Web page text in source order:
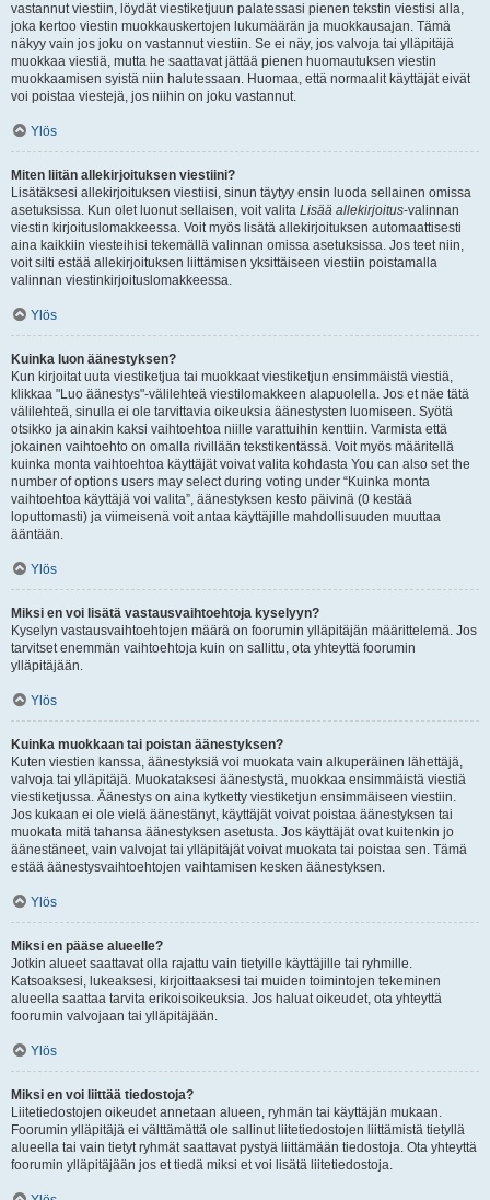
vastannut viestiin, löydät viestiketjuun palatessasi pienen tekstin viestisi alla,
joka kertoo viestin muokkauskertojen lukumäärän ja muokkausajan. Tämä
näkyy vain jos joku on vastannut viestiin. Se ei näy, jos valvoja tai ylläpitäjä
muokkaa viestiä, mutta he saattavat jättää pienen huomautuksen viestin
muokkaamisen syistä niin halutessaan. Huomaa, että normaalit käyttäjät eivät
voi poistaa viestejä, jos niihin on joku vastannut.
Ylös
Miten liitän allekirjoituksen viestiini?
Lisätäksesi allekirjoituksen viestiisi, sinun täytyy ensin luoda sellainen omissa
asetuksissa. Kun olet luonut sellaisen, voit valita Lisää allekirjoitus-valinnan
viestin kirjoituslomakkeessa. Voit myös lisätä allekirjoituksen automaattisesti
aina kaikkiin viesteihisi tekemällä valinnan omissa asetuksissa. Jos teet niin,
voit silti estää allekirjoituksen liittämisen yksittäiseen viestiin poistamalla
valinnan viestinkirjoituslomakkeessa.
Ylös
Kuinka luon äänestyksen?
Kun kirjoitat uuta viestiketjua tai muokkaat viestiketjun ensimmäistä viestiä,
klikkaa "Luo äänestys"-välilehteä viestilomakkeen alapuolella. Jos et näe tätä
välilehteä, sinulla ei ole tarvittavia oikeuksia äänestysten luomiseen. Syötä
otsikko ja ainakin kaksi vaihtoehtoa niille varattuihin kenttiin. Varmista että
jokainen vaihtoehto on omalla rivillään tekstikentässä. Voit myös määritellä
kuinka monta vaihtoehtoa käyttäjät voivat valita kohdasta You can also set the
number of options users may select during voting under “Kuinka monta
vaihtoehtoa käyttäjä voi valita”, äänestyksen kesto päivinä (0 kestää
loputtomasti) ja viimeisenä voit antaa käyttäjille mahdollisuuden muuttaa
ääntään.
Ylös
Miksi en voi lisätä vastausvaihtoehtoja kyselyyn?
Kyselyn vastausvaihtoehtojen määrä on foorumin ylläpitäjän määrittelemä. Jos
tarvitset enemmän vaihtoehtoja kuin on sallittu, ota yhteyttä foorumin
ylläpitäjään.
Ylös
Kuinka muokkaan tai poistan äänestyksen?
Kuten viestien kanssa, äänestyksiä voi muokata vain alkuperäinen lähettäjä,
valvoja tai ylläpitäjä. Muokataksesi äänestystä, muokkaa ensimmäistä viestiä
viestiketjussa. Äänestys on aina kytketty viestiketjun ensimmäiseen viestiin.
Jos kukaan ei ole vielä äänestänyt, käyttäjät voivat poistaa äänestyksen tai
muokata mitä tahansa äänestyksen asetusta. Jos käyttäjät ovat kuitenkin jo
äänestäneet, vain valvojat tai ylläpitäjät voivat muokata tai poistaa sen. Tämä
estää äänestysvaihtoehtojen vaihtamisen kesken äänestyksen.
Ylös
Miksi en pääse alueelle?
Jotkin alueet saattavat olla rajattu vain tietyille käyttäjille tai ryhmille.
Katsoaksesi, lukeaksesi, kirjoittaaksesi tai muiden toimintojen tekeminen
alueella saattaa tarvita erikoisoikeuksia. Jos haluat oikeudet, ota yhteyttä
foorumin valvojaan tai ylläpitäjään.
Ylös
Miksi en voi liittää tiedostoja?
Liitetiedostojen oikeudet annetaan alueen, ryhmän tai käyttäjän mukaan.
Foorumin ylläpitäjä ei välttämättä ole sallinut liitetiedostojen liittämistä tietyllä
alueella tai vain tietyt ryhmät saattavat pystyä liittämään tiedostoja. Ota yhteyttä
foorumin ylläpitäjään jos et tiedä miksi et voi lisätä liitetiedostoja.